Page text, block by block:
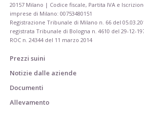
20157 Milano | Codice fiscale, Partita IVA e
imprese di Milano: 00753480151
Registrazione Tribunale di Milano n. 66 del
registrata Tribunale di Bologna n. 4610 del 29-12-
ROC n. 24344 del 11 marzo 2014
Prezzi suini
Notizie dalle aziende
Documenti
Allevamento